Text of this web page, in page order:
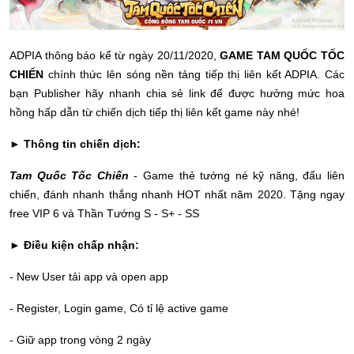
ADPIA thông báo kể từ ngày 20/11/2020,GAME TAM QUỐC TỐC
CHIẾN chính thức lên sóng nền tảng tiếp thị liên kết ADPIA. Các
bạn Publisher hãy nhanh chia sẻ link để được hưởng mức hoa
hồng hấp dẫn từ chiến dịch tiếp thị liên kết game này nhé!
► Thông tin chiến dịch:
Tam Quốc Tốc Chiến - Game thẻ tướng né kỹ năng, đấu liên
chiến, đánh nhanh thắng nhanh HOT nhất năm 2020. Tặng ngay
free VIP 6 và Thần Tướng S - S+ - SS
► Điều kiện chấp nhận:
- New User tải app và open app
- Register, Login game, Có tỉ lệ active game
- Giữ app trong vòng 2 ngày